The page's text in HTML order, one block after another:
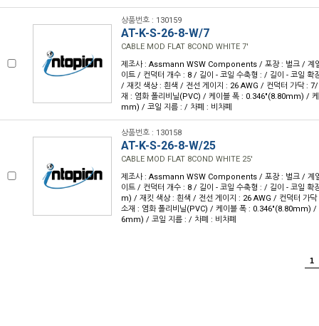
상품번호 : 130159
AT-K-S-26-8-W/7
CABLE MOD FLAT 8COND WHITE 7'
제조사 : Assmann WSW Components / 포장 : 벌크 / 계
이트 / 컨덕터 개수 : 8 / 길이 - 코일 수축형 : / 길이 - 코일
/ 재킷 색상 : 흰색 / 전선 게이지 : 26 AWG / 컨덕터 가닥 :
재 : 염화 폴리비닐(PVC) / 케이블 폭 : 0.346"(8.80mm) /
mm) / 코일 지름 : / 차폐 : 비차폐
상품번호 : 130158
AT-K-S-26-8-W/25
CABLE MOD FLAT 8COND WHITE 25'
제조사 : Assmann WSW Components / 포장 : 벌크 / 계
이트 / 컨덕터 개수 : 8 / 길이 - 코일 수축형 : / 길이 - 코일
m) / 재킷 색상 : 흰색 / 전선 게이지 : 26 AWG / 컨덕터 가
소재 : 염화 폴리비닐(PVC) / 케이블 폭 : 0.346"(8.80mm) /
6mm) / 코일 지름 : / 차폐 : 비차폐
1